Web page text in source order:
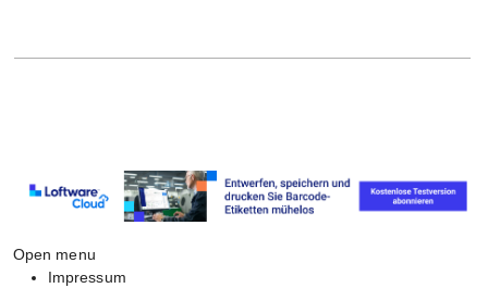
Open menu
Impressum